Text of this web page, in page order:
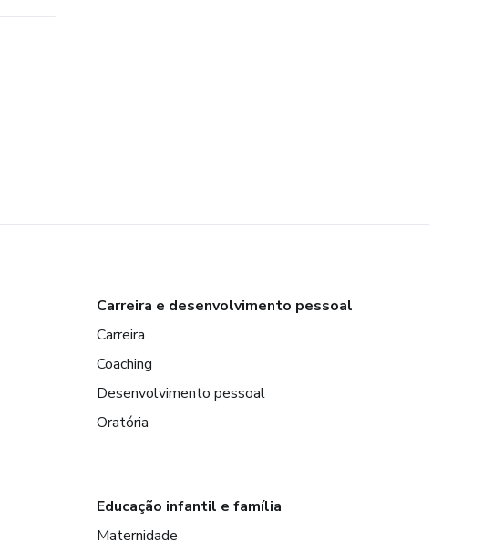
Carreira e desenvolvimento pessoal
Carreira
Coaching
Desenvolvimento pessoal
Oratória
Educação infantil e família
Maternidade